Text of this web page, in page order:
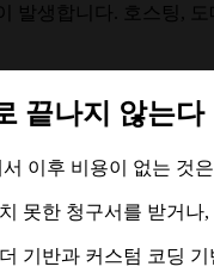
발생합니다. 호스팅,
끝나지 않는다
이후 비용이 없는 것
못한 청구서를 받거
기반과 커스텀 코딩